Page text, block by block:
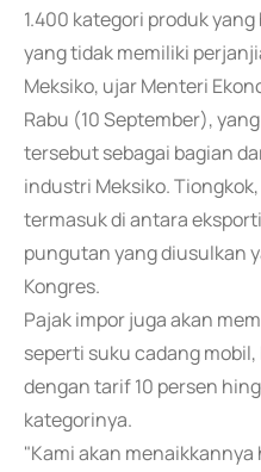
1.400 kategori produk
yang tidak memiliki
Meksiko, ujar Menteri
Rabu (10 September),
tersebut sebagai bagian
industri Meksiko.
termasuk di antara
pungutan yang diusulkan
Kongres.
Pajak impor juga akan
seperti suku cadang
dengan tarif 10 persen
kategorinya.
"Kami akan